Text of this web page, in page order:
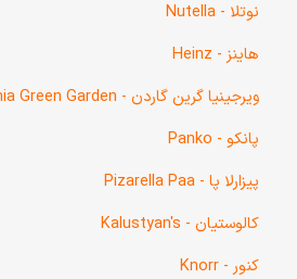
نوتلا - Nutella
هاینز - Heinz
ویرجینیا گرین گاردن - Virginia Green Garden
پانکو - Panko
پیزارلا پا - Pizarella Paa
کالوستیان - Kalustyan's
کنور - Knorr